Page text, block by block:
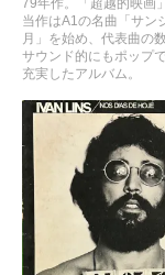
当作はA1の名曲「サン
月」を始め、代表曲の
サウンド的にもポップ
充実したアルバム。